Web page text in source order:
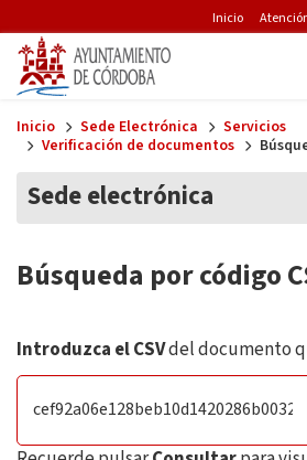
Pre-
Inicio
Inicio Sede Electrónica
Servicios
Verificación de documentos
Sede electrónica
Búsqueda por código
Introduzca el CSVdel documento